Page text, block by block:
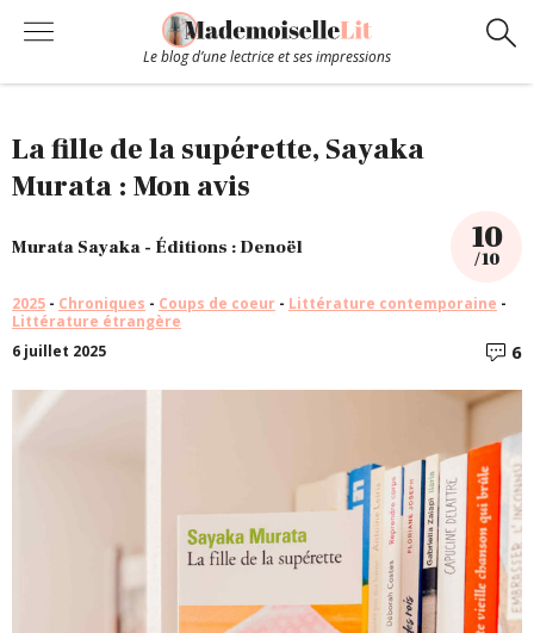
Le blog d’une lectrice et ses impressions
Coups de coeur
La fille de la supérette, Sayaka
Murata : Mon avis
Murata Sayaka - Éditions : Denoël 10
/ 10
2025 - Chroniques - Coups de coeur - Littérature contemporaine -
Littérature étrangère
6 juillet 2025
6